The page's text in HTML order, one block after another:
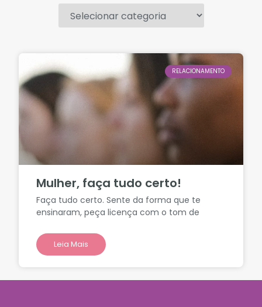
RELACIONAMENTO
Mulher, faça tudo certo!
Faça tudo certo. Sente da forma que te
ensinaram, peça licença com o tom de
Leia Mais